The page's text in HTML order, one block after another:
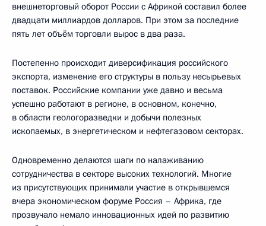
внешнеторговый оборот России с Африкой составил более
двадцати миллиардов долларов. При этом за последние
пять лет объём торговли вырос в два раза.
Постепенно происходит диверсификация российского
экспорта, изменение его структуры в пользу несырьевых
поставок. Российские компании уже давно и весьма
успешно работают в регионе, в основном, конечно,
в области геологоразведки и добычи полезных
ископаемых, в энергетическом и нефтегазовом секторах.
Одновременно делаются шаги по налаживанию
сотрудничества в секторе высоких технологий. Многие
из присутствующих принимали участие в открывшемся
вчера экономическом форуме Россия – Африка, где
прозвучало немало инновационных идей по развитию